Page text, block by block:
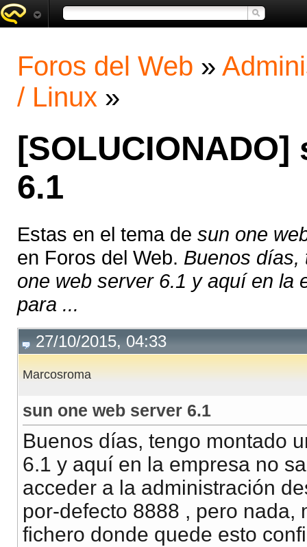
Foros del Web »
/ Linux »
6.1
Estas en el tema de sun one
en Foros del Web. Buenos días,
one web server 6.1 y aquí en la
para ...
27/10/2015, 04:33
Marcosroma
sun one web server 6.1
Buenos días, tengo montado
6.1 y aquí en la empresa no
acceder a la administración
por-defecto 8888 , pero nada,
fichero donde quede esto